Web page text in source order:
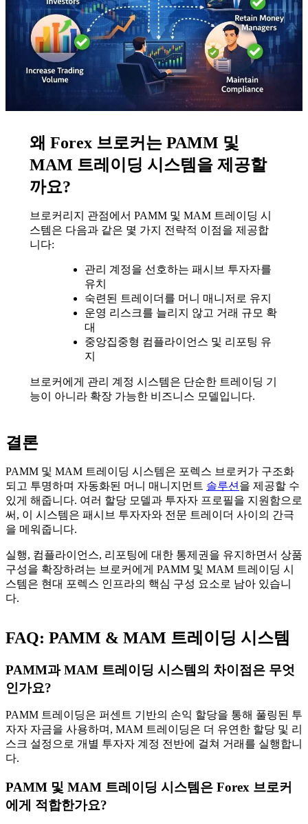
왜 Forex 브로커는 PAMM 및
MAM 트레이딩 시스템을 제공할
까요?
브로커리지 관점에서 PAMM 및 MAM 트레이딩 시
스템은 다음과 같은 몇 가지 전략적 이점을 제공합
니다:
관리 계정을 선호하는 패시브 투자자를
유치
숙련된 트레이더를 머니 매니저로 유지
운영 리스크를 늘리지 않고 거래 규모 확
대
중앙집중형 컴플라이언스 및 리포팅 유
지
브로커에게 관리 계정 시스템은 단순한 트레이딩 기
능이 아니라 확장 가능한 비즈니스 모델입니다.
결론
PAMM 및 MAM 트레이딩 시스템은 포렉스 브로커가 구조화
되고 투명하며 자동화된 머니 매니지먼트 솔루션 을 제공할 수
있게 해줍니다. 여러 할당 모델과 투자자 프로필을 지원함으로
써, 이 시스템은 패시브 투자자와 전문 트레이더 사이의 간극
을 메워줍니다.
실행, 컴플라이언스, 리포팅에 대한 통제권을 유지하면서 상품
구성을 확장하려는 브로커에게 PAMM 및 MAM 트레이딩 시
스템은 현대 포렉스 인프라의 핵심 구성 요소로 남아 있습니
다.
FAQ: PAMM & MAM 트레이딩 시스템
PAMM과 MAM 트레이딩 시스템의 차이점은 무엇
인가요?
PAMM 트레이딩은 퍼센트 기반의 손익 할당을 통해 풀링된 투
자자 자금을 사용하며, MAM 트레이딩은 더 유연한 할당 및 리
스크 설정으로 개별 투자자 계정 전반에 걸쳐 거래를 실행합니
다.
PAMM 및 MAM 트레이딩 시스템은 Forex 브로커
에게 적합한가요?